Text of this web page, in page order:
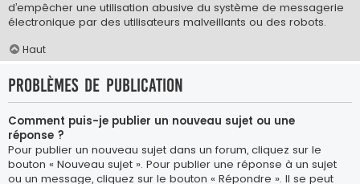
d’empêcher une utilisation abusive du système de messagerie
électronique par des utilisateurs malveillants ou des robots.
Haut
Problèmes de publication
Comment puis-je publier un nouveau sujet ou une
réponse ?
Pour publier un nouveau sujet dans un forum, cliquez sur le
bouton « Nouveau sujet ». Pour publier une réponse à un sujet
ou un message, cliquez sur le bouton « Répondre ». Il se peut